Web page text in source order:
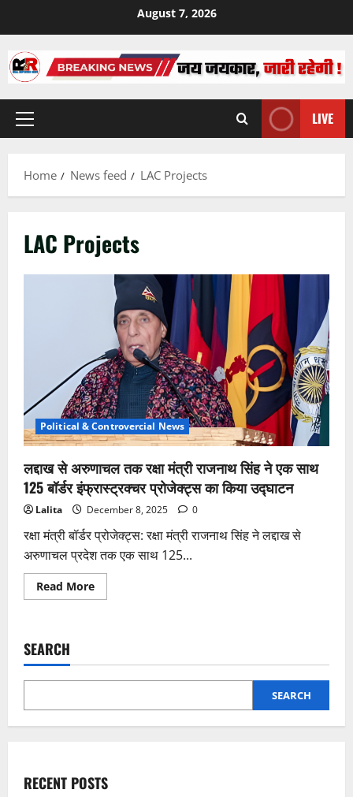
content
August 7, 2026
Primary
LIVE
Home News feed LAC Projects
LAC Projects
Political & Controvercial News
लद्दाख से अरुणाचल तक रक्षा मंत्री राजनाथ सिंह ने एक साथ
125 बॉर्डर इंफ्रास्ट्रक्चर प्रोजेक्ट्स का किया उद्घाटन
Lalita December 8, 2025 0
रक्षा मंत्री बॉर्डर प्रोजेक्ट्स: रक्षा मंत्री राजनाथ सिंह ने लद्दाख से
अरुणाचल प्रदेश तक एक साथ 125...
Read MoreRead
more
रक्षा
राजनाथ
ने
साथ
का
SEARCH
SEARCH
RECENT POSTS